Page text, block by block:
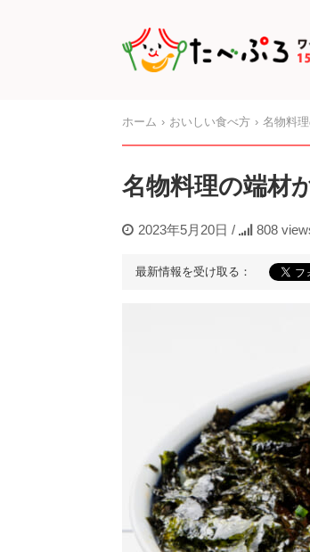
ホーム おいしい食べ方 名物料
名物料理の端材
2023年5月20日 / 808
最新情報を受け取る：